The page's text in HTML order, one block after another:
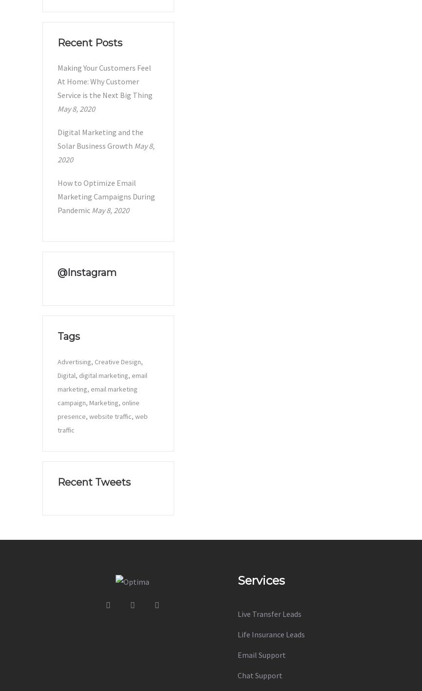
Recent Posts
Making Your Customers Feel
At Home: Why Customer
Service is the Next Big Thing
May 8, 2020
Digital Marketing and the
Solar Business Growth May 8,
2020
How to Optimize Email
Marketing Campaigns During
Pandemic May 8, 2020
@Instagram
Tags
Advertising Creative Design
Digital digital marketing email
marketing email marketing
campaign Marketing online
presence website traffic web
traffic
Recent Tweets
Services
Live Transfer Leads
Life Insurance Leads
Email Support
Chat Support